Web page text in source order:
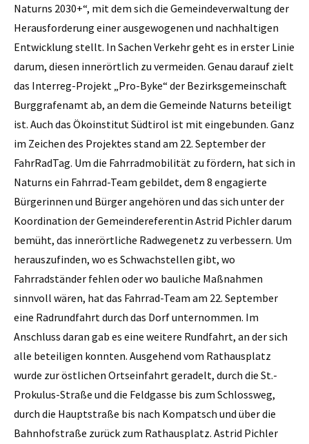
Naturns 2030+“, mit dem sich die Gemeindeverwaltung der
Herausforderung einer ausgewogenen und nachhaltigen
Entwicklung stellt. In Sachen Verkehr geht es in erster Linie
darum, diesen innerörtlich zu vermeiden. Genau darauf zielt
das Interreg-Projekt „Pro-Byke“ der Bezirksgemeinschaft
Burggrafenamt ab, an dem die Gemeinde Naturns beteiligt
ist. Auch das Ökoinstitut Südtirol ist mit eingebunden. Ganz
im Zeichen des Projektes stand am 22. September der
FahrRadTag. Um die Fahrradmobilität zu fördern, hat sich in
Naturns ein Fahrrad-Team gebildet, dem 8 engagierte
Bürgerinnen und Bürger angehören und das sich unter der
Koordination der Gemeindereferentin Astrid Pichler darum
bemüht, das innerörtliche Radwegenetz zu verbessern. Um
herauszufinden, wo es Schwachstellen gibt, wo
Fahrradständer fehlen oder wo bauliche Maßnahmen
sinnvoll wären, hat das Fahrrad-Team am 22. September
eine Radrundfahrt durch das Dorf unternommen. Im
Anschluss daran gab es eine weitere Rundfahrt, an der sich
alle beteiligen konnten. Ausgehend vom Rathausplatz
wurde zur östlichen Ortseinfahrt geradelt, durch die St.-
Prokulus-Straße und die Feldgasse bis zum Schlossweg,
durch die Hauptstraße bis nach Kompatsch und über die
Bahnhofstraße zurück zum Rathausplatz. Astrid Pichler